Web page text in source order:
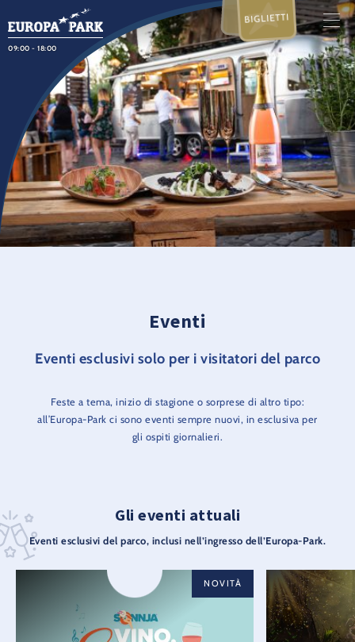
09:00 - 18:00
BIGLIETTI
Eventi
Eventi esclusivi solo per i visitatori del parco
Feste a tema, inizio di stagione o sorprese di altro tipo:
all’Europa-Park ci sono eventi sempre nuovi, in esclusiva per
gli ospiti giornalieri.
Gli eventi attuali
Eventi esclusivi del parco, inclusi nell’ingresso dell’Europa-Park.
NOVITÀ